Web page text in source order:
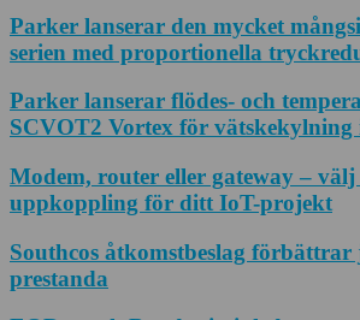
Parker lanserar den mycket
serien med proportionella
Parker lanserar flödes- och
SCVOT2 Vortex för vätskekylning
Modem, router eller gateway –
uppkoppling för ditt IoT-projekt
Southcos åtkomstbeslag förbättrar
prestanda